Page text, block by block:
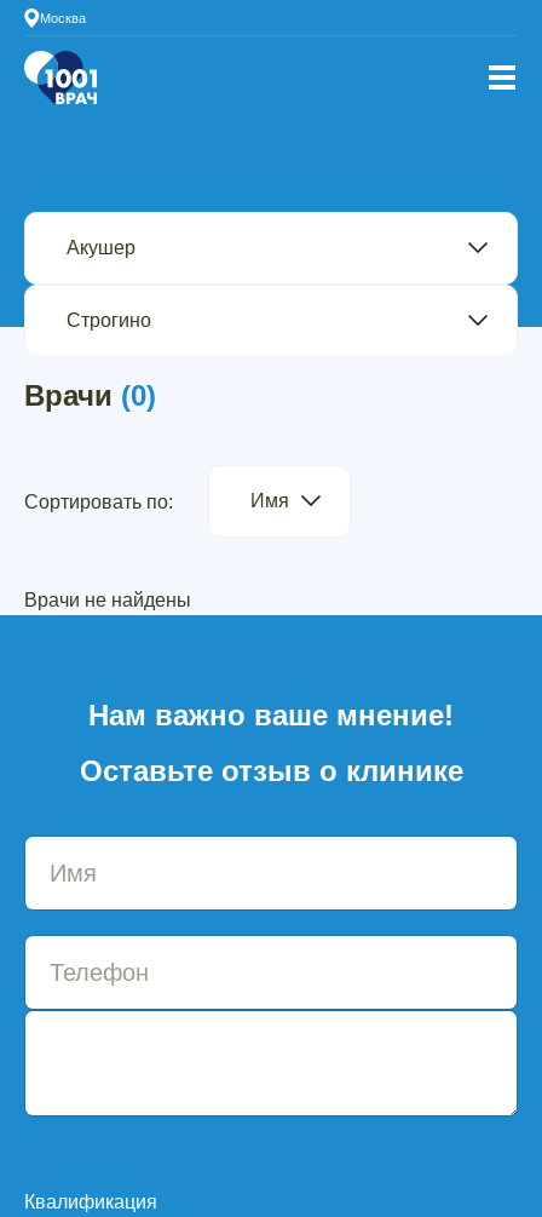
Москва
Врачи (0)
Сортировать по: Имя
Врачи не найдены
Нам важно ваше мнение!
Оставьте отзыв о клинике
Квалификация